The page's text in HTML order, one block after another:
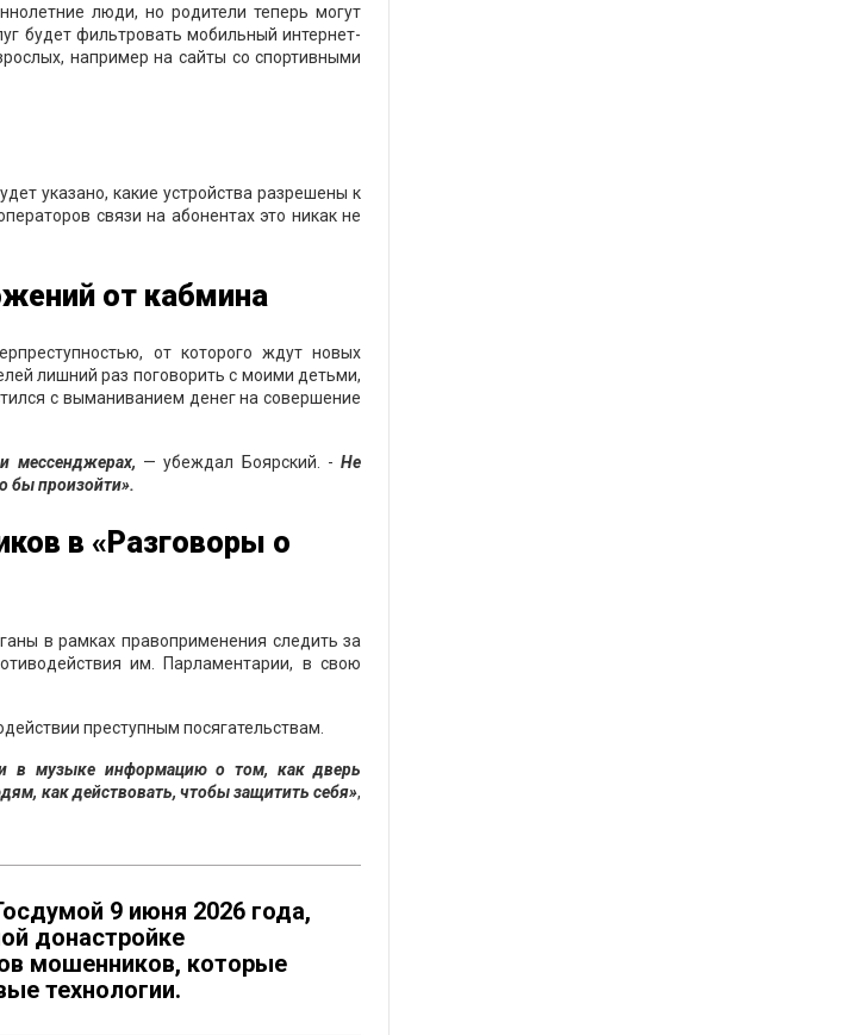
люди, но родители теперь могут
будет фильтровать мобильный интернет-
например на сайты со спортивными
указано, какие устройства разрешены к
связи на абонентах это никак не
от кабмина
от которого ждут новых
лишний раз поговорить с моими детьми,
с выманиванием денег на совершение
мессенджерах, — убеждал Боярский. -Не
бы произойти».
в «Разговоры о
в рамках правоприменения следить за
им. Парламентарии, в свою
преступным посягательствам.
в музыке информацию о том, как дверь
как действовать, чтобы защитить себя»,
9 июня 2026 года,
донастройке
мошенников, которые
технологии.